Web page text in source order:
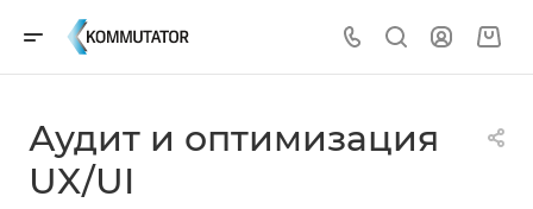
Аудит и оптимизация
UX/UI